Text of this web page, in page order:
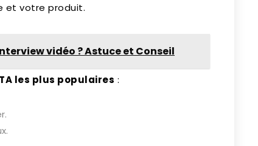
et votre produit.
vidéo ? Astuce et Conseil
les plus populaires :